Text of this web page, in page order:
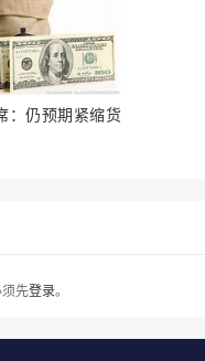
：仍预期紧缩货
先登录。